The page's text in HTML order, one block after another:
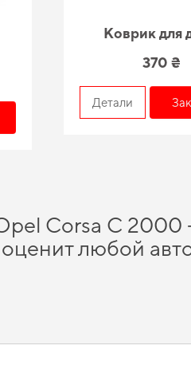
Коврик для
370 ₴
Детали
Corsa C
любой
улучшать